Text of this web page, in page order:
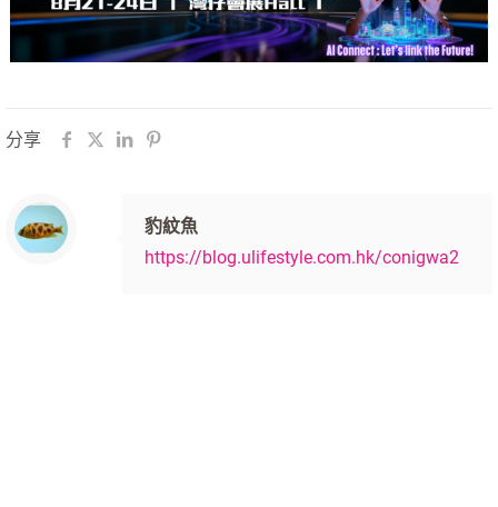
分享
豹紋魚
https://blog.ulifestyle.com.hk/conigwa2